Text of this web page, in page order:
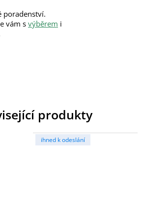
poradenství.
vám s výběrem i
produkty
ihned k odeslání